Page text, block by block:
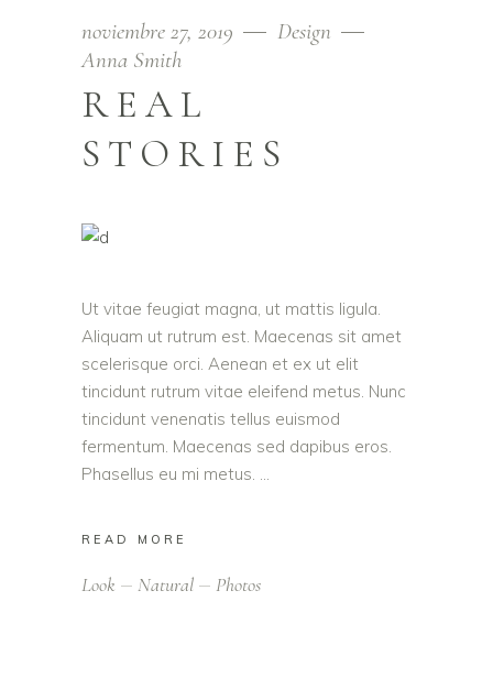
noviembre 27, 2019
Design
Anna Smith
REAL
STORIES
Ut vitae feugiat magna, ut mattis ligula.
Aliquam ut rutrum est. Maecenas sit amet
scelerisque orci. Aenean et ex ut elit
tincidunt rutrum vitae eleifend metus. Nunc
tincidunt venenatis tellus euismod
fermentum. Maecenas sed dapibus eros.
Phasellus eu mi metus.
READ MORE
Look Natural Photos